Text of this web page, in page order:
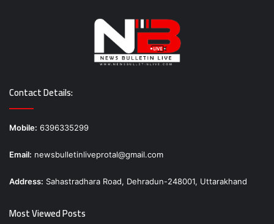
Contact Details:
Mobile: 6396335299
Email: newsbulletinliveprotal@gmail.com
Address: Sahastradhara Road, Dehradun-248001, Uttarakhand
Most Viewed Posts